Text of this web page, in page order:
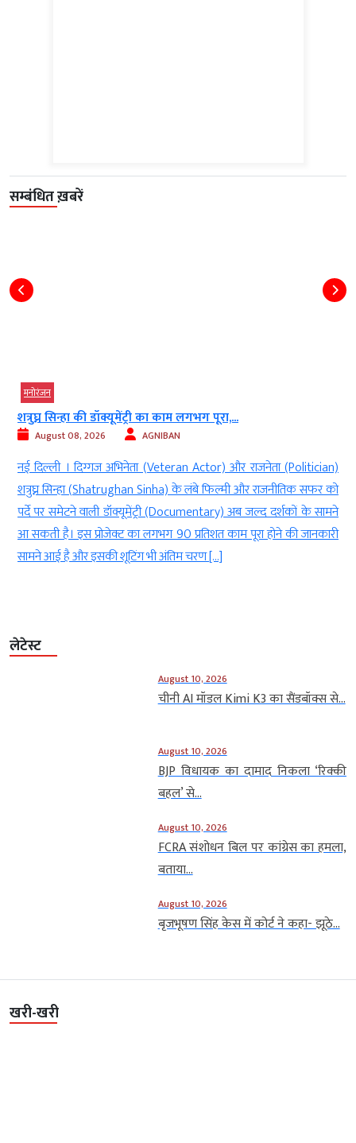
सम्बंधित ख़बरें
(Politician)
सफर को
दर्शकों के सामने
की जानकारी
मां के निधन के बाद गोविंदा ने की...
August 09, 2026
नई दिल्ली। एक्टर गोविंदा (Actor Govinda) ने अपनी मां
से हुए गहरे सदमे के बारे में बात की है। उन्होंने उस बेहद
किया जब मां की मौत के बाद वे नर्मदा नदी में चले गए थे।
इतने गहरे दुख में थे कि […]
लेटेस्ट
August 10, 2026
चीनी AI मॉडल Kimi K3 का सैंडबॉक्स से...
August 10, 2026
BJP विधायक का दामाद निकला ‘र‍िक्की
बहल’ से...
August 10, 2026
FCRA संशोधन बिल पर कांग्रेस का हमला,
बताया...
August 10, 2026
बृजभूषण सिंह केस में कोर्ट ने कहा- झूठे...
खरी-खरी